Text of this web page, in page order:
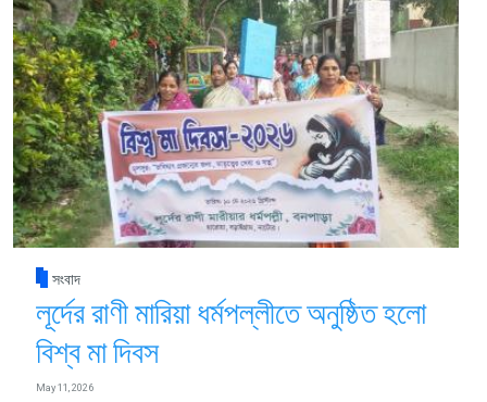
সংবাদ
লূর্দের রাণী মারিয়া ধর্মপল্লীতে অনুষ্ঠিত হলো
বিশ্ব মা দিবস
May 11, 2026